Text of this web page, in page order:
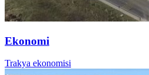
Ekonomi
Trakya ekonomisi